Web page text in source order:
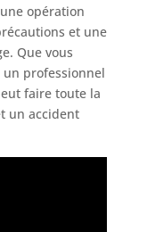
opération
et une
Que vous
professionnel
faire toute la
un accident